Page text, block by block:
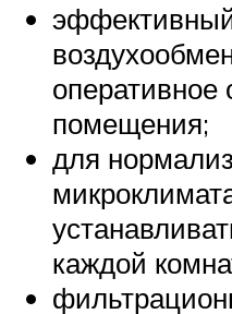
помещения;
для
каждой